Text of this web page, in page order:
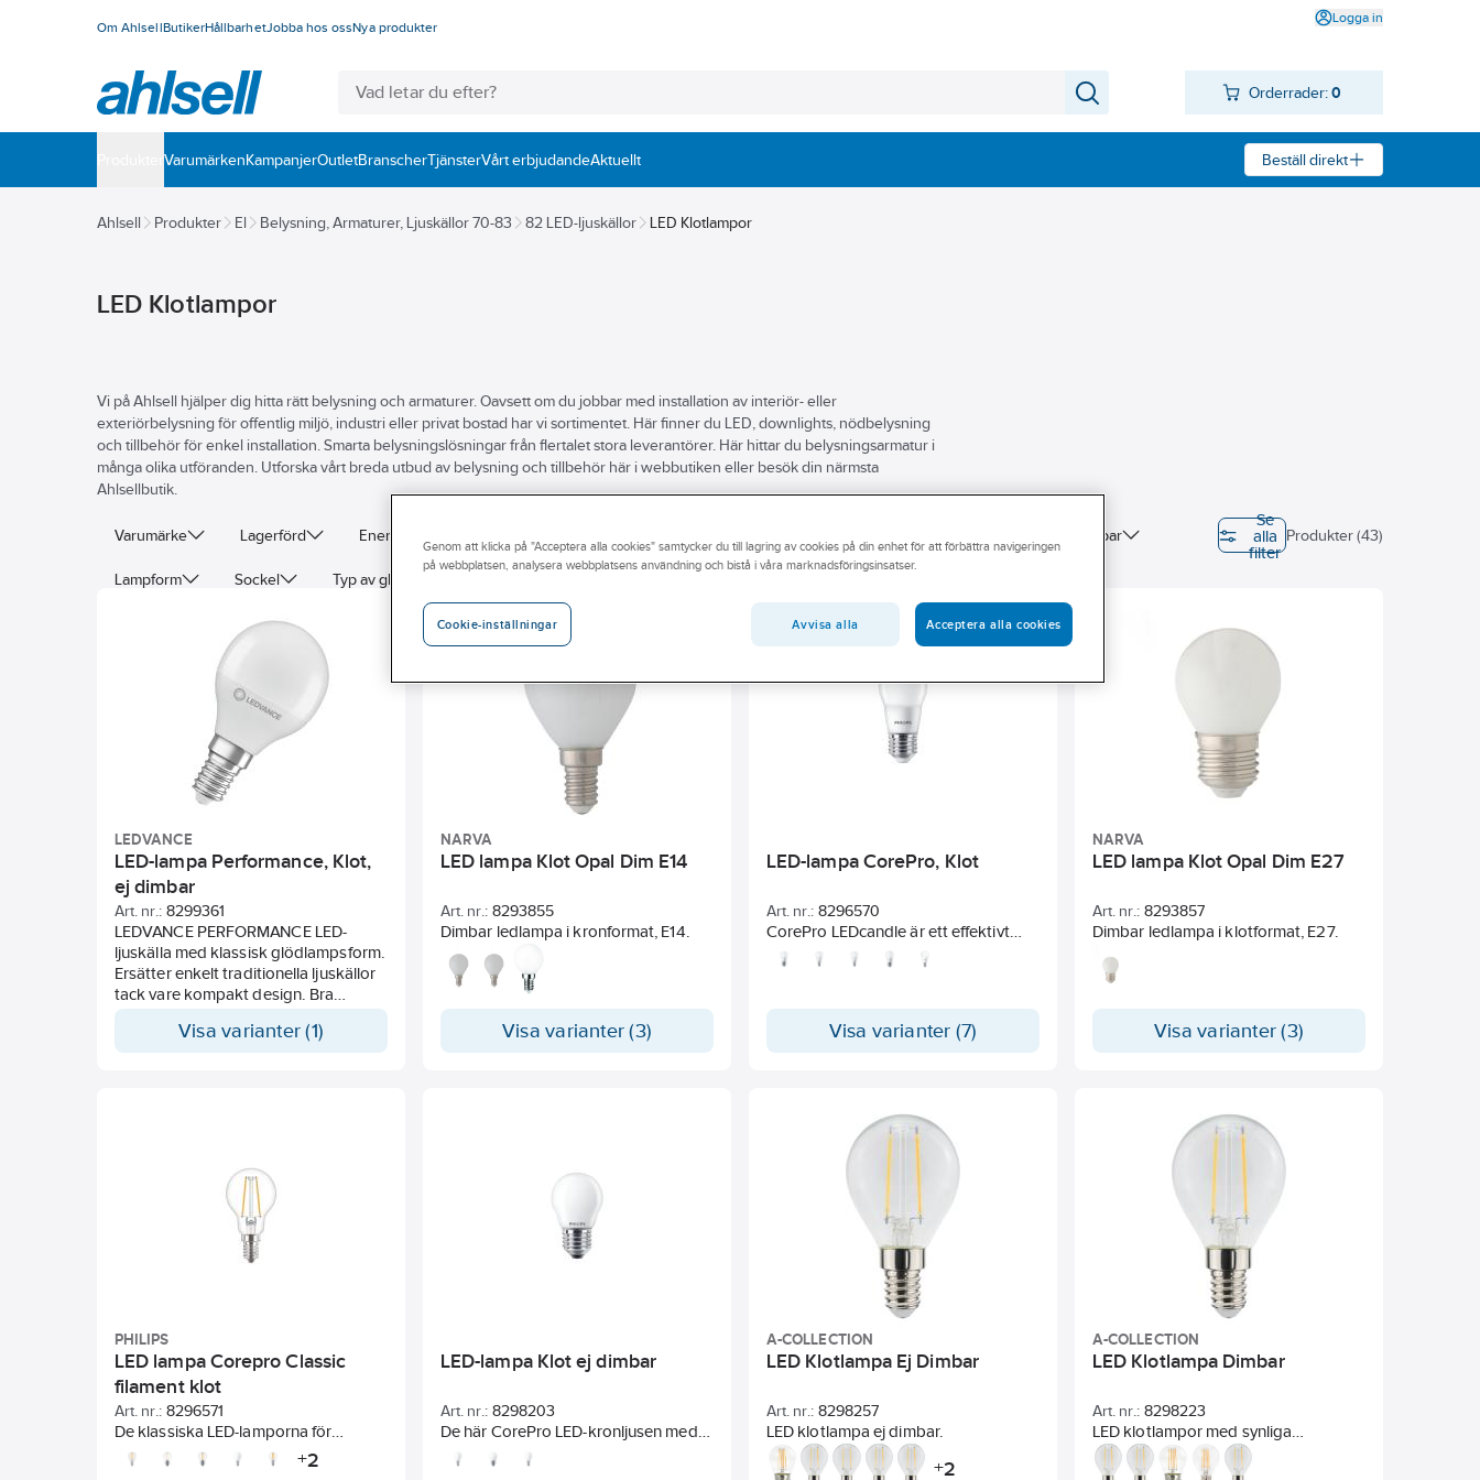
Om AhlsellButikerHållbarhetJobba hos ossNya produkter
Logga in
Orderrader: 0
VarumärkenKampanjerOutletBranscherTjänsterVårt erbjudandeAktuellt Beställ direkt
Ahlsell Produkter El Belysning, Armaturer, Ljuskällor 70-83 82 LED-ljuskällor LED Klotlampor
LED Klotlampor
Vi på Ahlsell hjälper dig hitta rätt belysning och armaturer. Oavsett om du jobbar med installation av interiör- eller
exteriörbelysning för offentlig miljö, industri eller privat bostad har vi sortimentet. Här finner du LED, downlights, nödbelysning
och tillbehör för enkel installation. Smarta belysningslösningar från flertalet stora leverantörer. Här hittar du belysningsarmatur i
många olika utföranden. Utforska vårt breda utbud av belysning och tillbehör här i webbutiken eller besök din närmsta
Ahlsellbutik.
Varumärke Lagerförd Energimärkning Dimningsbar
Lampform Sockel Typ av glas/kupa
Strålningsvinkel Genomsnittlig nominell livslängd Färg hus/kapsling/stomme Diameter
Se
alla
filter
Produkter (43)
LEDVANCE
LED-lampa Performance, Klot,
ej dimbar
Art. nr.: 8299361
LEDVANCE PERFORMANCE LED-
ljuskälla med klassisk glödlampsform.
Ersätter enkelt traditionella ljuskällor
tack vare kompakt design. Bra
Idealisk för applikationer i hemmet
Visa varianter (1)
NARVA
LED lampa Klot Opal Dim E14
Art. nr.: 8293855
Dimbar ledlampa i kronformat, E14.
Visa varianter (3)
LED-lampa CorePro, Klot
Art. nr.: 8296570
CorePro LEDcandle är ett effektivt
och prisvärt alternativ till traditionella
glödlampor. Den passar särskilt bra i
LED-lamporna finns i frostat glas och
Visa varianter (7)
NARVA
LED lampa Klot Opal Dim E27
Art. nr.: 8293857
Dimbar ledlampa i klotformat, E27.
Visa varianter (3)
PHILIPS
LED lampa Corepro Classic
filament klot
Art. nr.: 8296571
De klassiska LED-lamporna för
ljusstakar och kristallkronor har en
klassisk design och kombinerar de
+2
LED-lampa Klot ej dimbar
Art. nr.: 8298203
De här CorePro LED-kronljusen med
glödtråd kombinerar de klassiska
formerna på glödlampor med LED-
A-COLLECTION
LED Klotlampa Ej Dimbar
Art. nr.: 8298257
LED klotlampa ej dimbar.
+2
A-COLLECTION
LED Klotlampa Dimbar
Art. nr.: 8298223
LED klotlampor med synliga
"glödtrådar" ger effektiv och
dekorativ belysning.
Genom att klicka på "Acceptera alla cookies" samtycker du till lagring av cookies på din enhet för att förbättra navigeringen
på webbplatsen, analysera webbplatsens användning och bistå i våra marknadsföringsinsatser.
Cookie-inställningar Avvisa alla Acceptera alla cookies